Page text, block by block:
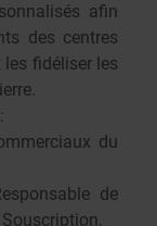
afin
des centres
fidéliser les
:
du
de